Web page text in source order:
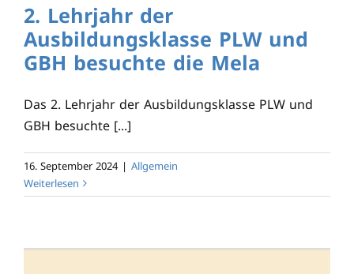
2. Lehrjahr der
Ausbildungsklasse PLW und
GBH besuchte die Mela
Das 2. Lehrjahr der Ausbildungsklasse PLW und
GBH besuchte [...]
16. September 2024 | Allgemein
Weiterlesen